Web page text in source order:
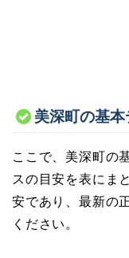
美深町の基
ここで、美深町の
スの目安を表にま
安であり、最新の
ください。